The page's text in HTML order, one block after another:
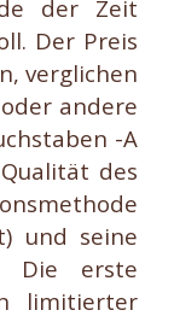
der Zeit
Der Preis
verglichen
andere
-A
des
und seine
Die erste
limitierter